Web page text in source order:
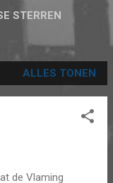
STERREN
ALLES TONEN
de Vlaming